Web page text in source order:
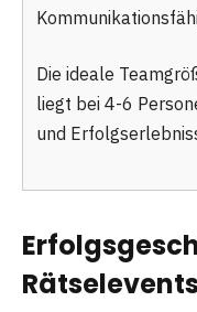
Die ideale
liegt bei 4-6
und